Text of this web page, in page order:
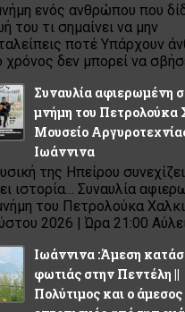
ενός ανθρώπου που
του τι σημαίνει να μην
ποτέ Υπάρχουν
δεν μπορεί να
Συναυλία αφιερωμένη
μνήμη του Πετρολούκα
Μουσείο
Ιωάννινα
της Ηπείρου
ιστορία… Συναυλία
του Πετρολούκα
2026 | Ώρα 21:00
Ιωάννινα :Άμεση
φωτιάς στην Πεντέλη ||
Πολύτιμος και ο άμεσος